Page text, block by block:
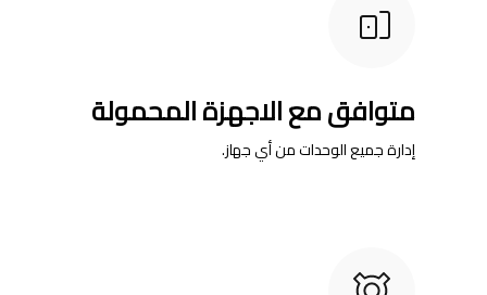
متوافق مع الاجهزة المحمولة
إدارة جميع الوحدات من أي جهاز.